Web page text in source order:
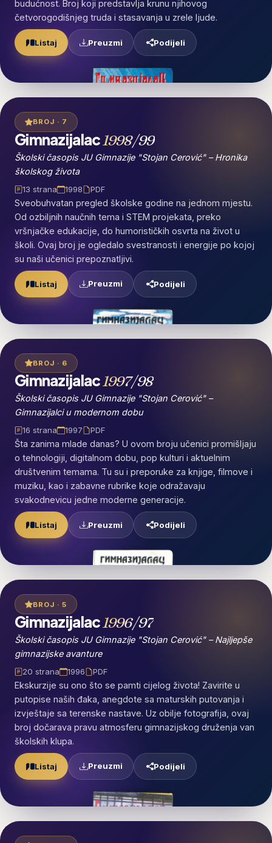
budućnost. Broj koji predstavlja krunu njihovog
četvorogodišnjeg truda i stasavanja u zrele ljude.
Listaj Preuzmi Podijeli
BROJ · 7
Gimnazijalac 1998/99
Školski časopis JU Gimnazije "Stojan Cerović" – Hronika
školskog života
13 strana 1998 PDF
Sveobuhvatan pregled školske godine na jednom mjestu.
Od ozbiljnih naučnih tema i STEM projekata, preko
vršnjačke edukacije, do humorističkih osvrta na život u
školi. Ovaj broj je ogledalo svestranosti i energije po kojoj
su naši učenici prepoznatljivi.
Listaj Preuzmi Podijeli
BROJ · 6
Gimnazijalac1997/98
Školski časopis JU Gimnazije "Stojan Cerović" –
Gimnazijalci u modernom dobu
16 strana 1997 PDF
Šta zanima mlade danas? U ovom broju učenici promišljaju
o tehnologiji, digitalnom dobu, pop kulturi i aktuelnim
društvenim temama. Tu su i preporuke za knjige, filmove i
muziku, kao i zabavne rubrike koje odražavaju
svakodnevicu jedne moderne generacije.
Listaj Preuzmi Podijeli
BROJ · 5
Gimnazijalac1996/97
Školski časopis JU Gimnazije "Stojan Cerović" – Najljepše
gimnazijske avanture
20 strana 1996 PDF
Ekskurzije su ono što se pamti cijelog života! Zavirite u
putopise naših đaka, anegdote sa maturskih putovanja i
izvještaje sa terenske nastave. Uz obilje fotografija, ovaj
broj dočarava pravu atmosferu gimnazijskog druženja van
školskih klupa.
Listaj Preuzmi Podijeli